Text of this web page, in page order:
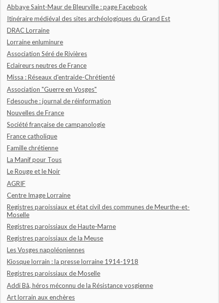
Abbaye Saint-Maur de Bleurville : page Facebook
Itinéraire médiéval des sites archéologiques du Grand Est
DRAC Lorraine
Lorraine enluminure
Association Séré de Rivières
Eclaireurs neutres de France
Missa : Réseaux d'entraide-Chrétienté
Association "Guerre en Vosges"
Fdesouche : journal de réinformation
Nouvelles de France
Société française de campanologie
France catholique
Famille chrétienne
La Manif pour Tous
Le Rouge et le Noir
AGRIF
Centre Image Lorraine
Registres paroissiaux et état civil des communes de Meurthe-et-
Moselle
Registres paroissiaux de Haute-Marne
Registres paroissiaux de la Meuse
Les Vosges napoléoniennes
Kiosque lorrain : la presse lorraine 1914-1918
Registres paroissiaux de Moselle
Addi Bâ, héros méconnu de la Résistance vosgienne
Art lorrain aux enchères